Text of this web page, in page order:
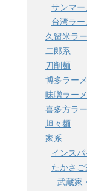
サンマー
台湾ラー
久留米ラ
二郎系
刀削麺
博多ラー
味噌ラー
喜多方ラ
坦々麺
家系
インス
たかさご
武蔵家